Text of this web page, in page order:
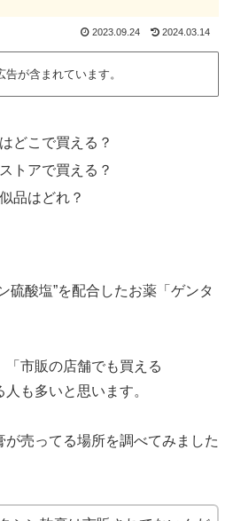
2023.09.24 2024.03.14
告が含まれています。
どこで買える？
トアで買える？
品はどれ？
硫酸塩”を配合したお薬「ゲンタ
市販の店舗でも買える
も多いと思います。
売ってる場所を調べてみました